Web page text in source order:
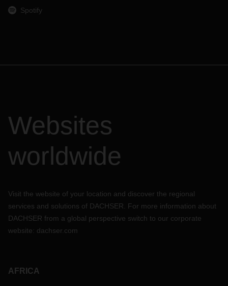
Spotify
Websites
worldwide
Visit the website of your location and discover the regional
services and solutions of DACHSER. For more information about
DACHSER from a global perspective switch to our corporate
website: dachser.com
AFRICA